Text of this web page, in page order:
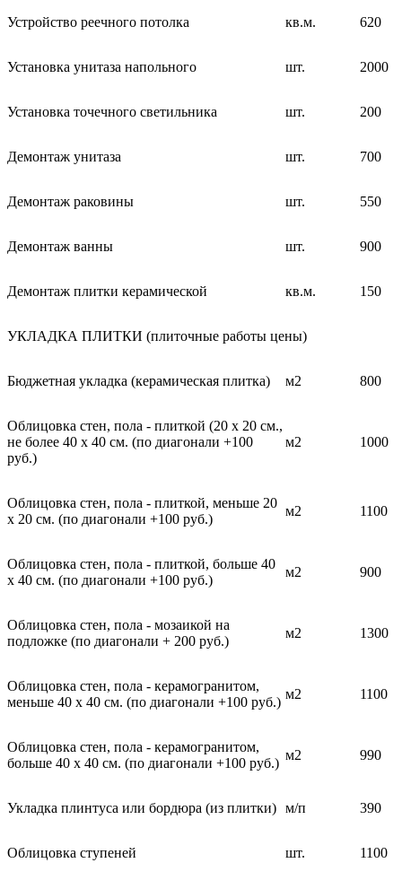
Устройство реечного потолка кв.м. 620
Установка унитаза напольного шт. 2000
Установка точечного светильника шт. 200
Демонтаж унитаза шт. 700
Демонтаж раковины шт. 550
Демонтаж ванны шт. 900
Демонтаж плитки керамической кв.м. 150
УКЛАДКА ПЛИТКИ (плиточные работы цены)
Бюджетная укладка (керамическая плитка) м2 800
Облицовка стен, пола - плиткой (20 х 20 см.,
не более 40 х 40 см. (по диагонали +100
руб.)
м2 1000
Облицовка стен, пола - плиткой, меньше 20
х 20 см. (по диагонали +100 руб.)
м2 1100
Облицовка стен, пола - плиткой, больше 40
х 40 см. (по диагонали +100 руб.)
м2 900
Облицовка стен, пола - мозаикой на
подложке (по диагонали + 200 руб.)
м2 1300
Облицовка стен, пола - керамогранитом,
меньше 40 х 40 см. (по диагонали +100 руб.)
м2 1100
Облицовка стен, пола - керамогранитом,
больше 40 х 40 см. (по диагонали +100 руб.)
м2 990
Укладка плинтуса или бордюра (из плитки) м/п 390
Облицовка ступеней шт. 1100